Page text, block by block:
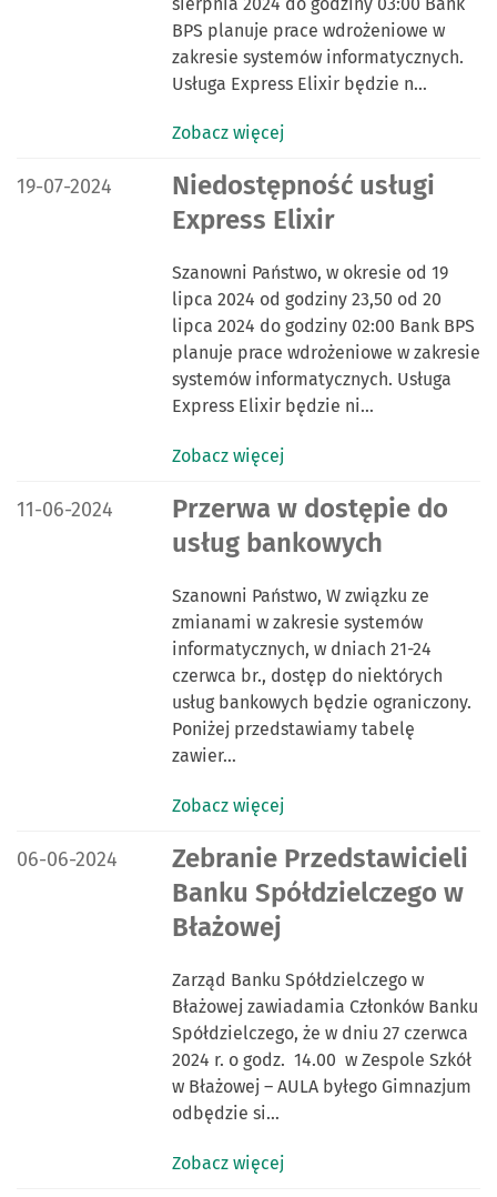
BPS planuje prace wdrożeniowe w
zakresie systemów informatycznych.
Usługa Express Elixir będzie n…
Zobacz więcej
DATA PUBLIKACJI:
19-07-2024
Niedostępność usługi
Express Elixir
Szanowni Państwo, w okresie od 19
lipca 2024 od godziny 23,50 od 20
lipca 2024 do godziny 02:00 Bank BPS
planuje prace wdrożeniowe w zakresie
systemów informatycznych. Usługa
Express Elixir będzie ni…
Zobacz więcej
DATA PUBLIKACJI:
11-06-2024
Przerwa w dostępie do
usług bankowych
Szanowni Państwo, W związku ze
zmianami w zakresie systemów
informatycznych, w dniach 21-24
czerwca br., dostęp do niektórych
usług bankowych będzie ograniczony.
Poniżej przedstawiamy tabelę
zawier…
Zobacz więcej
DATA PUBLIKACJI:
06-06-2024
Zebranie Przedstawicieli
Banku Spółdzielczego w
Błażowej
Zarząd Banku Spółdzielczego w
Błażowej zawiadamia Członków Banku
Spółdzielczego, że w dniu 27 czerwca
2024 r. o godz. 14.00 w Zespole Szkół
w Błażowej – AULA byłego Gimnazjum
odbędzie si…
Zobacz więcej